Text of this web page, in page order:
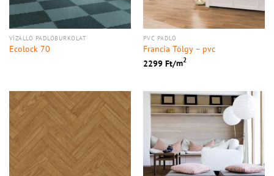
VÍZÁLLÓ PADLÓBURKOLAT
Ecolock 70
PVC PADLÓ
Francia Tölgy – pvc
2299 Ft/m2